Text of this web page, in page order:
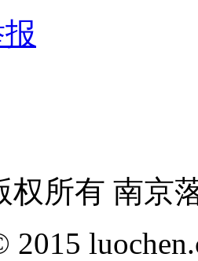
权所有 南京